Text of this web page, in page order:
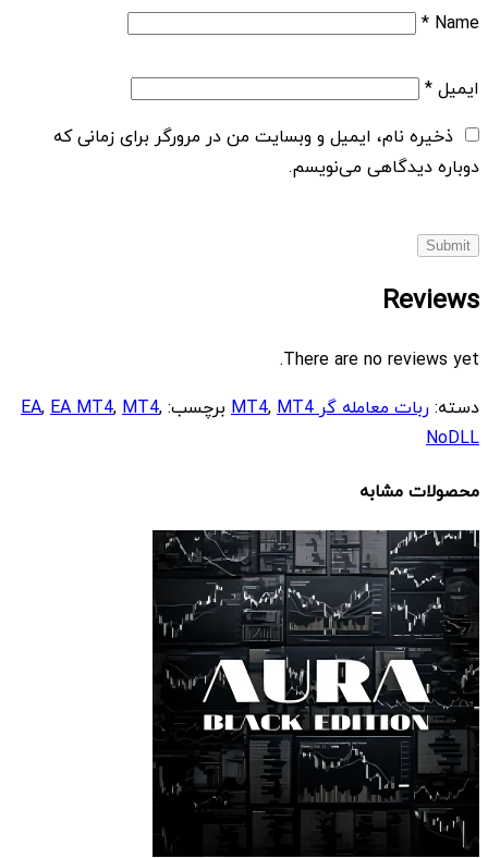
Name
*
ایمیل*
ذخیره نام، ایمیل و وبسایت من در مرورگر برای زمانی که
دوباره دیدگاهی می‌نویسم.
Reviews
There are no reviews yet.
دسته:ربات معامله گر MT4 ,MT4 برچسب: EA,EA MT4,MT4,
NoDLL
محصولات مشابه